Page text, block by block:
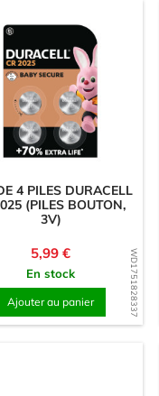
(écrous à visser)
& Plugs
Corde & Colle
(plastique)
& Caractères
en feuille 3 mm
WD1751828337
4 PILES DURACELL
(PILES BOUTON,
3V)
Prix
5,99 €
En stock
Ajouter au panier